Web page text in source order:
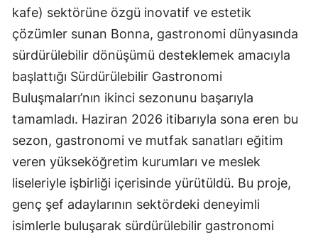
kafe) sektörüne özgü inovatif ve estetik
çözümler sunan Bonna, gastronomi dünyasında
sürdürülebilir dönüşümü desteklemek amacıyla
başlattığı Sürdürülebilir Gastronomi
Buluşmaları’nın ikinci sezonunu başarıyla
tamamladı. Haziran 2026 itibarıyla sona eren bu
sezon, gastronomi ve mutfak sanatları eğitim
veren yükseköğretim kurumları ve meslek
liseleriyle işbirliği içerisinde yürütüldü. Bu proje,
genç şef adaylarının sektördeki deneyimli
isimlerle buluşarak sürdürülebilir gastronomi